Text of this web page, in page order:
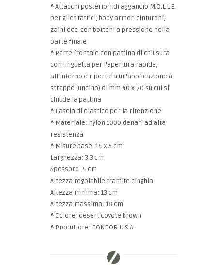
^Attacchi posteriori di aggancio M.O.L.L.E.
per gilet tattici, body armor, cinturoni,
zaini ecc. con bottoni a pressione nella
parte finale
^ Parte frontale con pattina di chiusura
con linguetta per l'apertura rapida,
all'interno è riportata un'applicazione a
strappo (uncino) di mm 40 x 70 su cui si
chiude la pattina
^ Fascia di elastico per la ritenzione
^ Materiale: nylon 1000 denari ad alta
resistenza
^ Misure base: 14 x 5 cm
Larghezza: 3.3 cm
Spessore: 4 cm
Altezza regolabile tramite cinghia
Altezza minima: 13 cm
Altezza massima: 18 cm
^Colore: desert coyote brown
^ Produttore: CONDOR U.S.A.